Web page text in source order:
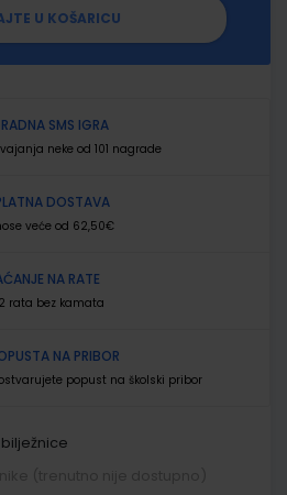
U KOŠARICU
SMS IGRA
neke od 101 nagrade
DOSTAVA
veće od 62,50€
NA RATE
rata bez kamata
NA PRIBOR
popust na školski pribor